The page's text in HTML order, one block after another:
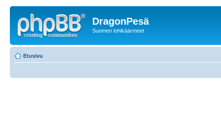
DragonPesä
Suomen lohikäärmeet
Etusivu